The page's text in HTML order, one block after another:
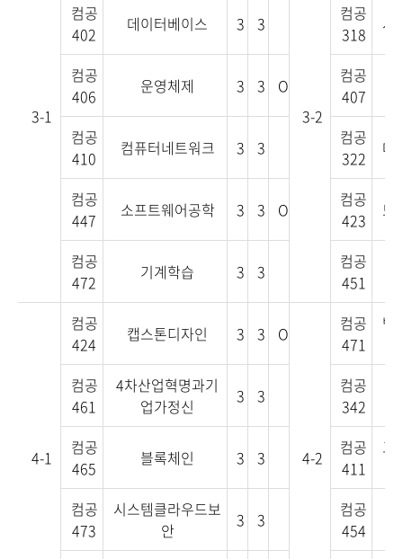
3-1 3-2
컴공
402
데이터베이스 3 3
컴공
318
시
컴공
406
운영체제 3 3 O
컴공
407
컴공
410
컴퓨터네트워크 3 3
컴공
322
데
컴공
447
소프트웨어공학 3 3 O
컴공
423
모
컴공
472
기계학습 3 3
컴공
451
4-1
컴공
424
캡스톤디자인 3 3 O
4-2
컴공
471
백
컴공
461
4차산업혁명과기
업가정신
3 3
컴공
342
컴공
465
블록체인 3 3
컴공
411
그
컴공
473
시스템클라우드보
안
3 3
컴공
454